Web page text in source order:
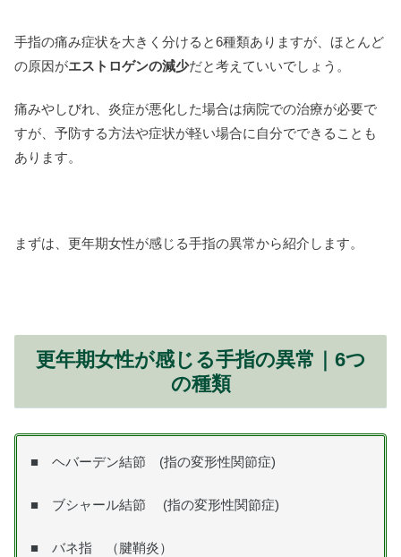
手指の痛み症状を大きく分けると6種類ありますが、ほとんど
の原因がエストロゲンの減少だと考えていいでしょう。
痛みやしびれ、炎症が悪化した場合は病院での治療が必要で
すが、予防する方法や症状が軽い場合に自分でできることも
あります。
まずは、更年期女性が感じる手指の異常から紹介します。
更年期女性が感じる手指の異常｜6つ
の種類
■ ヘバーデン結節 (指の変形性関節症)
■ ブシャール結節 (指の変形性関節症)
■ バネ指 （腱鞘炎）